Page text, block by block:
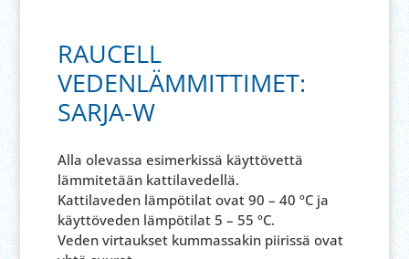
RAUCELL
VEDENLÄMMITTIMET:
SARJA-W
Alla olevassa esimerkissä käyttövettä
lämmitetään kattilavedellä.
Kattilaveden lämpötilat ovat 90 – 40 ºC ja
käyttöveden lämpötilat 5 – 55 ºC.
Veden virtaukset kummassakin piirissä ovat